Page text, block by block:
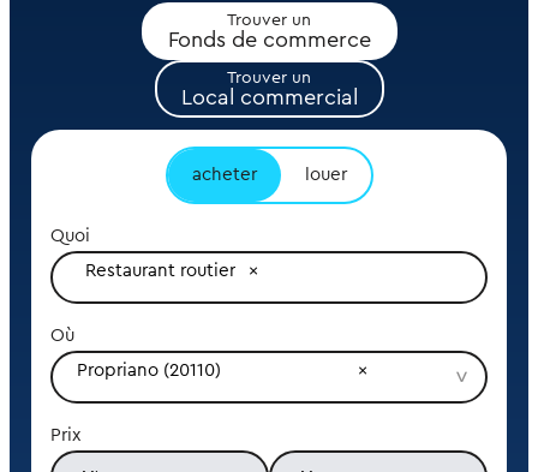
Trouver un
Fonds de commerce
Trouver un
Local commercial
acheter louer
Quoi
Restaurant routier
Où
Propriano (20110)
Prix